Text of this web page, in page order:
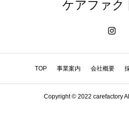
ケアファク
TOP 事業案内 会社概要
Copyright © 2022 carefactory